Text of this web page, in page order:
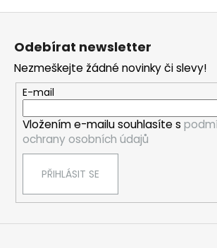
Z
Odebírat newsletter
Nezmeškejte žádné novinky či slevy!
E-mail
Vložením e-mailu souhlasíte s
ochrany osobních údajů
PŘIHLÁSIT SE